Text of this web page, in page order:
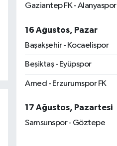
Gaziantep FK - Alanyaspor
16 Ağustos, Pazar
Başakşehir - Kocaelispor
Beşiktaş - Eyüpspor
Amed - Erzurumspor FK
17 Ağustos, Pazartesi
Samsunspor - Göztepe